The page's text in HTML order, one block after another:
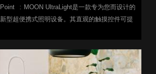
Point
: MOON UltraLight是一款专为您而设计的
新型超便携式照明设备。其直观的触摸控件可提